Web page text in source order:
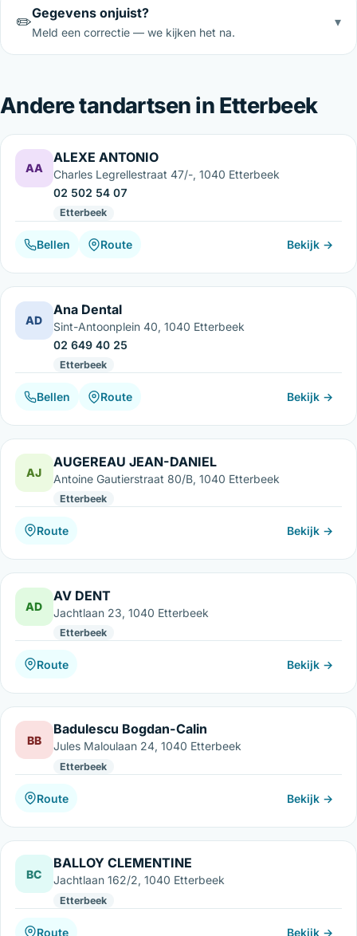
✏️Gegevens onjuist?
Meld een correctie — we kijken het na.
▾
Andere tandartsen in Etterbeek
AA
ALEXE ANTONIO
Charles Legrellestraat 47/-, 1040 Etterbeek
02 502 54 07
Etterbeek
Bellen Route Bekijk →
AD
Ana Dental
Sint-Antoonplein 40, 1040 Etterbeek
02 649 40 25
Etterbeek
Bellen Route Bekijk →
AJ
AUGEREAU JEAN-DANIEL
Antoine Gautierstraat 80/B, 1040 Etterbeek
Etterbeek
Route Bekijk →
AD
AV DENT
Jachtlaan 23, 1040 Etterbeek
Etterbeek
Route Bekijk →
BB
Badulescu Bogdan-Calin
Jules Maloulaan 24, 1040 Etterbeek
Etterbeek
Route Bekijk →
BC
BALLOY CLEMENTINE
Jachtlaan 162/2, 1040 Etterbeek
Etterbeek
Route Bekijk →